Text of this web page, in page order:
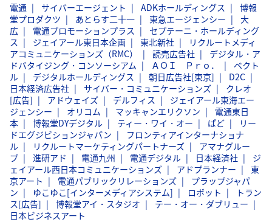
電通 サイバーエージェント ADKホールディングス
博報
堂プロダクツ
あとらす二十一 東急エージェンシー
大
広
電通プロモーションプラス
セプテーニ・ホールディング
ス
ジェイアール東日本企画 東北新社
リクルートメディ
アコミュニケーションズ（RMC）
読売広告社
デジタル・ア
ドバタイジング・コンソーシアム
ＡＯＩ Ｐｒｏ．
ベクト
ル
デジタルホールディングス 朝日広告社[東京]
D2C
日本経済広告社
サイバー・コミュニケーションズ
クレオ
[広告]
アドウェイズ デルフィス
ジェイアール東海エー
ジェンシー
オリコム マッキャンエリクソン
電通東日
本
博報堂DYデジタル ティー・ワイ・オー ぱど
リー
ドエグジビションジャパン
フロンティアインターナショナ
ル
リクルートマーケティングパートナーズ
アマナグルー
プ
進研アド 電通九州 電通デジタル 日本経済社
ジ
ェイアール西日本コミュニケーションズ
アドプランナー
東
京アート
電通パブリックリレーションズ
プラップジャパ
ン
ゆこゆこ[インターメディアシステム] ロボット
トラン
ス[広告]
博報堂アイ・スタジオ
テー・オー・ダブリュー
日本ビジネスアート